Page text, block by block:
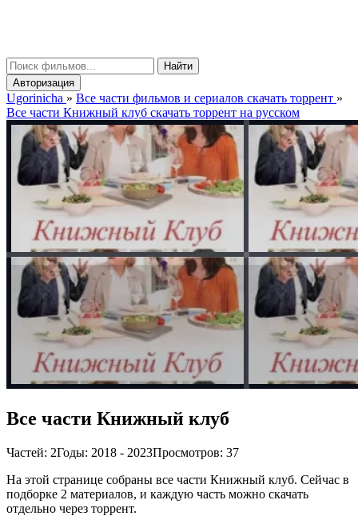
Найти
Авторизация
Ugorinicha » Все части фильмов и сериалов скачать торрент »
Все части Книжный клуб скачать торрент на русском
Все части Книжный клуб
Частей: 2Годы: 2018 - 2023Просмотров: 37
На этой странице собраны все части Книжный клуб. Сейчас в
подборке 2 материалов, и каждую часть можно скачать
отдельно через торрент.